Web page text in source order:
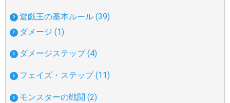
遊戯王の基本ルール (39)
ダメージ (1)
ダメージステップ (4)
フェイズ・ステップ (11)
モンスターの戦闘 (2)